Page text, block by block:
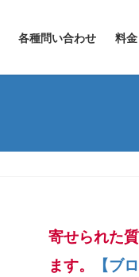
各種問い合わせ 料
寄せられた
ます。
【ブ